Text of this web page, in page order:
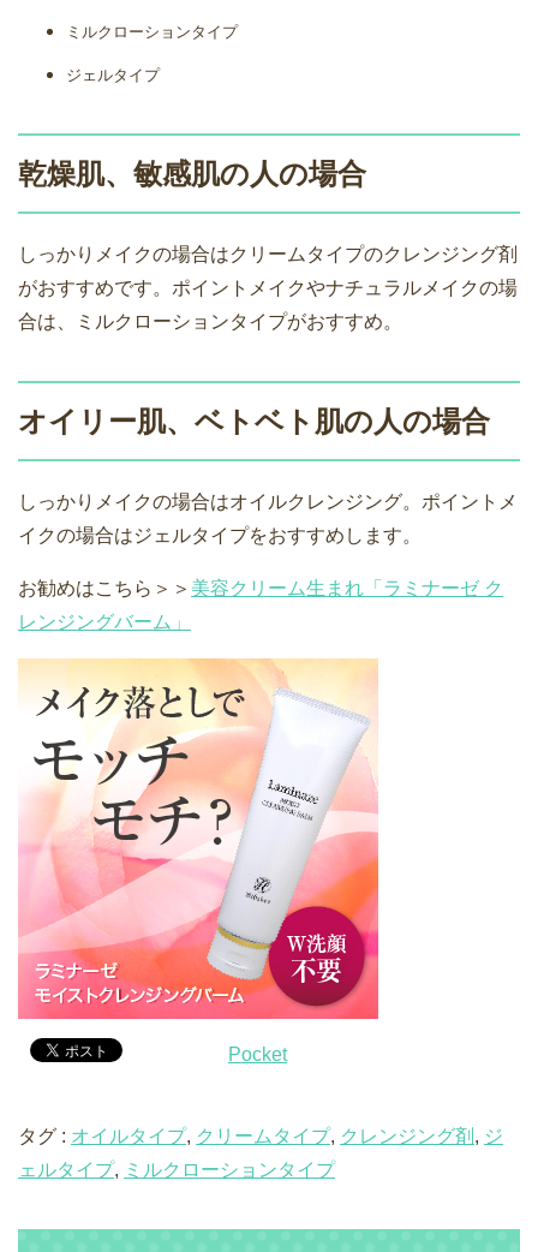
ミルクローションタイプ
ジェルタイプ
乾燥肌、敏感肌の人の場合
しっかりメイクの場合はクリームタイプのクレンジング剤
がおすすめです。ポイントメイクやナチュラルメイクの場
合は、ミルクローションタイプがおすすめ。
オイリー肌、ベトベト肌の人の場合
しっかりメイクの場合はオイルクレンジング。ポイントメ
イクの場合はジェルタイプをおすすめします。
お勧めはこちら＞＞ 美容クリーム生まれ「ラミナーゼ ク
レンジングバーム」
Pocket
タグ : オイルタイプ, クリームタイプ, クレンジング剤 , ジ
ェルタイプ, ミルクローションタイプ